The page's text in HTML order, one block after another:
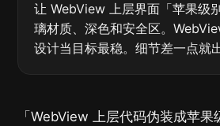
让 WebView 上层界面「苹果级
璃材质、深色和安全区。
设计当目标最稳。细节差一点就
「WebView 上层代码伪装成苹